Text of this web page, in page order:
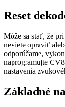
Reset
Môže sa stať, že
neviete opraviť
odporúčame,
naprogramujte
nastavenia
Základné